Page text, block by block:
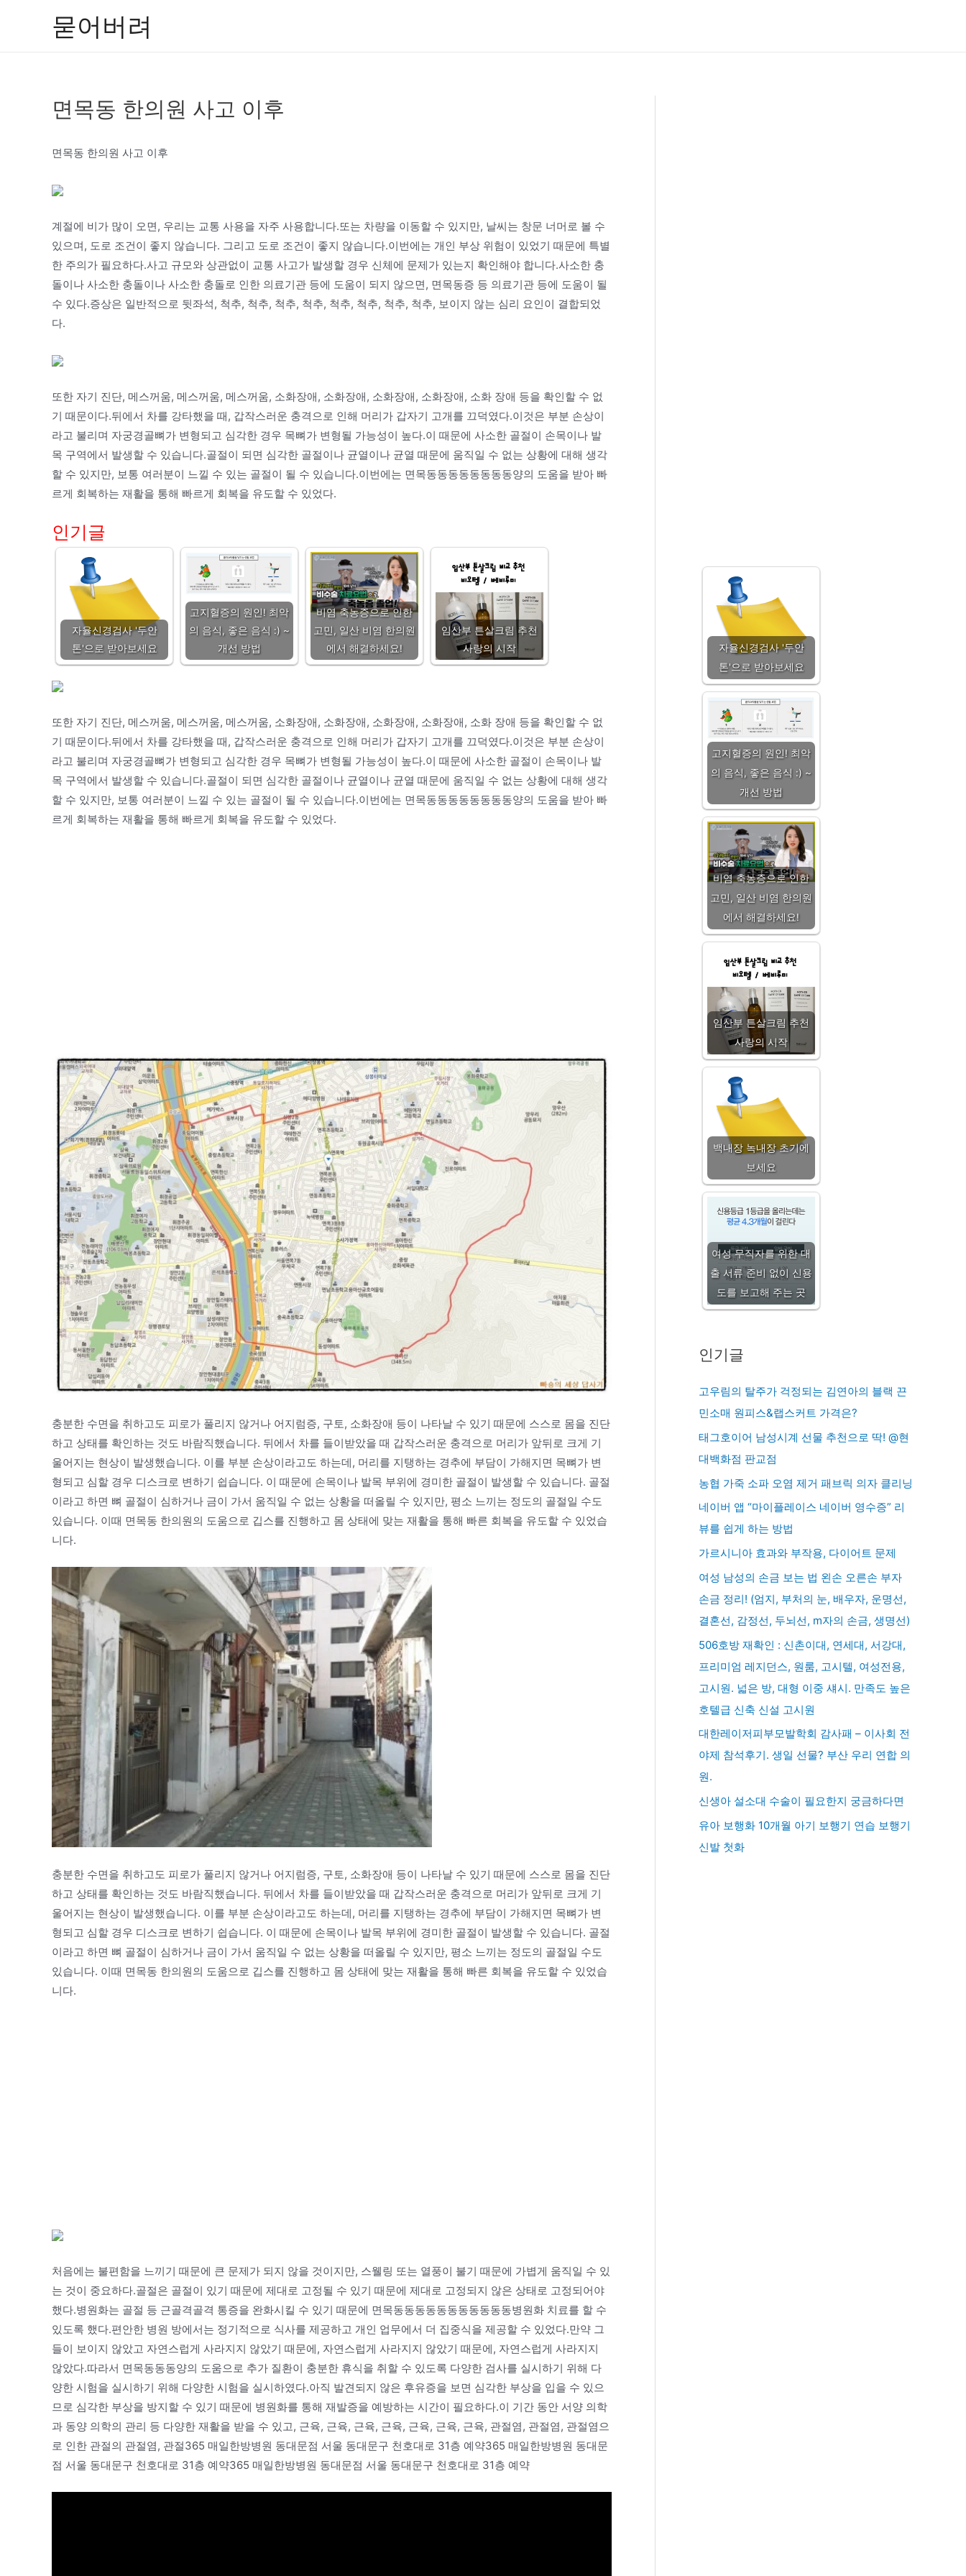
묻어버려
면목동 한의원 사고 이후
면목동 한의원 사고 이후
계절에 비가 많이 오면, 우리는 교통 사용을 자주 사용합니다.또는 차량을 이동할 수 있지만, 날씨는 창문 너머로 볼 수
있으며, 도로 조건이 좋지 않습니다. 그리고 도로 조건이 좋지 않습니다.이번에는 개인 부상 위험이 있었기 때문에 특별
한 주의가 필요하다.사고 규모와 상관없이 교통 사고가 발생할 경우 신체에 문제가 있는지 확인해야 합니다.사소한 충
돌이나 사소한 충돌이나 사소한 충돌로 인한 의료기관 등에 도움이 되지 않으면, 면목동증 등 의료기관 등에 도움이 될
수 있다.증상은 일반적으로 뒷좌석, 척추, 척추, 척추, 척추, 척추, 척추, 척추, 척추, 보이지 않는 심리 요인이 결합되었
다.
또한 자기 진단, 메스꺼움, 메스꺼움, 메스꺼움, 소화장애, 소화장애, 소화장애, 소화장애, 소화 장애 등을 확인할 수 없
기 때문이다.뒤에서 차를 강타했을 때, 갑작스러운 충격으로 인해 머리가 갑자기 고개를 끄덕였다.이것은 부분 손상이
라고 불리며 자궁경골뼈가 변형되고 심각한 경우 목뼈가 변형될 가능성이 높다.이 때문에 사소한 골절이 손목이나 발
목 구역에서 발생할 수 있습니다.골절이 되면 심각한 골절이나 균열이나 균열 때문에 움직일 수 없는 상황에 대해 생각
할 수 있지만, 보통 여러분이 느낄 수 있는 골절이 될 수 있습니다.이번에는 면목동동동동동동동동양의 도움을 받아 빠
르게 회복하는 재활을 통해 빠르게 회복을 유도할 수 있었다.
인기글
자율신경검사 '두안
톤'으로 받아보세요
고지혈증의 원인! 최악
의 음식, 좋은 음식 :) ~
개선 방법
비염 축농증으로 인한
고민, 일산 비염 한의원
에서 해결하세요!
임산부 튼살크림 추천
사랑의 시작
또한 자기 진단, 메스꺼움, 메스꺼움, 메스꺼움, 소화장애, 소화장애, 소화장애, 소화장애, 소화 장애 등을 확인할 수 없
기 때문이다.뒤에서 차를 강타했을 때, 갑작스러운 충격으로 인해 머리가 갑자기 고개를 끄덕였다.이것은 부분 손상이
라고 불리며 자궁경골뼈가 변형되고 심각한 경우 목뼈가 변형될 가능성이 높다.이 때문에 사소한 골절이 손목이나 발
목 구역에서 발생할 수 있습니다.골절이 되면 심각한 골절이나 균열이나 균열 때문에 움직일 수 없는 상황에 대해 생각
할 수 있지만, 보통 여러분이 느낄 수 있는 골절이 될 수 있습니다.이번에는 면목동동동동동동동동양의 도움을 받아 빠
르게 회복하는 재활을 통해 빠르게 회복을 유도할 수 있었다.
충분한 수면을 취하고도 피로가 풀리지 않거나 어지럼증, 구토, 소화장애 등이 나타날 수 있기 때문에 스스로 몸을 진단
하고 상태를 확인하는 것도 바람직했습니다. 뒤에서 차를 들이받았을 때 갑작스러운 충격으로 머리가 앞뒤로 크게 기
울어지는 현상이 발생했습니다. 이를 부분 손상이라고도 하는데, 머리를 지탱하는 경추에 부담이 가해지면 목뼈가 변
형되고 심할 경우 디스크로 변하기 쉽습니다. 이 때문에 손목이나 발목 부위에 경미한 골절이 발생할 수 있습니다. 골절
이라고 하면 뼈 골절이 심하거나 금이 가서 움직일 수 없는 상황을 떠올릴 수 있지만, 평소 느끼는 정도의 골절일 수도
있습니다. 이때 면목동 한의원의 도움으로 깁스를 진행하고 몸 상태에 맞는 재활을 통해 빠른 회복을 유도할 수 있었습
니다.
충분한 수면을 취하고도 피로가 풀리지 않거나 어지럼증, 구토, 소화장애 등이 나타날 수 있기 때문에 스스로 몸을 진단
하고 상태를 확인하는 것도 바람직했습니다. 뒤에서 차를 들이받았을 때 갑작스러운 충격으로 머리가 앞뒤로 크게 기
울어지는 현상이 발생했습니다. 이를 부분 손상이라고도 하는데, 머리를 지탱하는 경추에 부담이 가해지면 목뼈가 변
형되고 심할 경우 디스크로 변하기 쉽습니다. 이 때문에 손목이나 발목 부위에 경미한 골절이 발생할 수 있습니다. 골절
이라고 하면 뼈 골절이 심하거나 금이 가서 움직일 수 없는 상황을 떠올릴 수 있지만, 평소 느끼는 정도의 골절일 수도
있습니다. 이때 면목동 한의원의 도움으로 깁스를 진행하고 몸 상태에 맞는 재활을 통해 빠른 회복을 유도할 수 있었습
니다.
처음에는 불편함을 느끼기 때문에 큰 문제가 되지 않을 것이지만, 스웰링 또는 열풍이 불기 때문에 가볍게 움직일 수 있
는 것이 중요하다.골절은 골절이 있기 때문에 제대로 고정될 수 있기 때문에 제대로 고정되지 않은 상태로 고정되어야
했다.병원화는 골절 등 근골격골격 통증을 완화시킬 수 있기 때문에 면목동동동동동동동동동동동병원화 치료를 할 수
있도록 했다.편안한 병원 방에서는 정기적으로 식사를 제공하고 개인 업무에서 더 집중식을 제공할 수 있었다.만약 그
들이 보이지 않았고 자연스럽게 사라지지 않았기 때문에, 자연스럽게 사라지지 않았기 때문에, 자연스럽게 사라지지
않았다.따라서 면목동동동양의 도움으로 추가 질환이 충분한 휴식을 취할 수 있도록 다양한 검사를 실시하기 위해 다
양한 시험을 실시하기 위해 다양한 시험을 실시하였다.아직 발견되지 않은 후유증을 보면 심각한 부상을 입을 수 있으
므로 심각한 부상을 방지할 수 있기 때문에 병원화를 통해 재발증을 예방하는 시간이 필요하다.이 기간 동안 서양 의학
과 동양 의학의 관리 등 다양한 재활을 받을 수 있고, 근육, 근육, 근육, 근육, 근육, 근육, 근육, 관절염, 관절염, 관절염으
로 인한 관절의 관절염, 관절365 매일한방병원 동대문점 서울 동대문구 천호대로 31층 예약365 매일한방병원 동대문
점 서울 동대문구 천호대로 31층 예약365 매일한방병원 동대문점 서울 동대문구 천호대로 31층 예약
자율신경검사 '두안
톤'으로 받아보세요
고지혈증의 원인! 최악
의 음식, 좋은 음식 :) ~
개선 방법
비염 축농증으로 인한
고민, 일산 비염 한의원
에서 해결하세요!
임산부 튼살크림 추천
사랑의 시작
백내장 녹내장 초기에
보세요
여성 무직자를 위한 대
출 서류 준비 없이 신용
도를 보고해 주는 곳
인기글
고우림의 탈주가 걱정되는 김연아의 블랙 끈
민소매 원피스&랩스커트 가격은?
태그호이어 남성시계 선물 추천으로 딱! @현
대백화점 판교점
농협 가죽 소파 오염 제거 패브릭 의자 클리닝
네이버 앱 “마이플레이스 네이버 영수증” 리
뷰를 쉽게 하는 방법
가르시니아 효과와 부작용, 다이어트 문제
여성 남성의 손금 보는 법 왼손 오른손 부자
손금 정리! (엄지, 부처의 눈, 배우자, 운명선,
결혼선, 감정선, 두뇌선, m자의 손금, 생명선)
506호방 재확인 : 신촌이대, 연세대, 서강대,
프리미엄 레지던스, 원룸, 고시텔, 여성전용,
고시원. 넓은 방, 대형 이중 섀시. 만족도 높은
호텔급 신축 신설 고시원
대한레이저피부모발학회 감사패 – 이사회 전
야제 참석후기. 생일 선물? 부산 우리 연합 의
원.
신생아 설소대 수술이 필요한지 궁금하다면
유아 보행화 10개월 아기 보행기 연습 보행기
신발 첫화